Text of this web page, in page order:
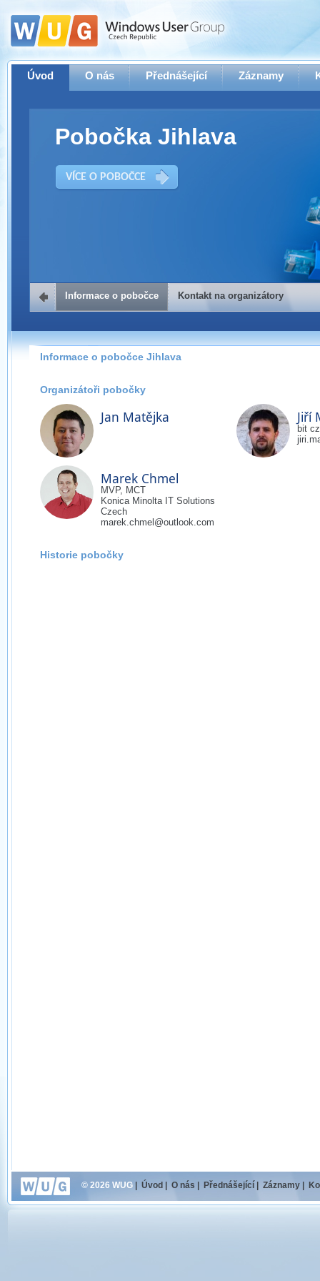
Úvod O nás Přednášející Záznamy
Pobočka Jihlava
VÍCE O POBOČCE
Kontakt na organizátory
Pokud máte jakýkoliv dotaz na organizátory této
pobočky, prosím neváhejte nás kontaktovat na e-mailu:
Informace o pobočce Kontakt na organizátory
Informace o pobočce Jihlava
Organizátoři pobočky
Jan Matějka Jiří
bit
Marek Chmel
MVP, MCT
Konica Minolta IT Solutions
Czech
marek.chmel@outlook.com
Historie pobočky
© 2026 WUG Úvod O nás Přednášející Záznamy